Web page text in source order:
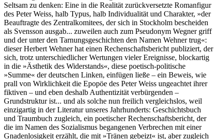
Seltsam zu denken: Eine in die Realität zurückversetzte Romanfigur
des Peter Weiss, halb Typus, halb Individualität und Charakter, »der
Beauftragte des Zentralkomitees, der sich in Stockholm bescheiden
als Svensson ausgab... zuweilen auch zum Pseudonym Wegner griff
und der unter den Tarnungsgeschichten den Namen Wehner trug«:
dieser Herbert Wehner hat einen Rechenschaftsbericht publiziert, der
sich, trotz unterschiedlicher Wertungen vieler Ereignisse, blockartig
in die »Ästhetik des Widerstands«, diese poetisch-politische
»Summe« der deutschen Linken, einfügen ließe – ein Beweis, wie
prall von Wirklichkeit die Epopöe des Peter Weiss ungeachtet ihrer
fiktiven – und eben deshalb Authentizität verbürgenden –
Grundstruktur ist... und als solche nun freilich vergleichslos, weil
einzigartig in der Literatur unseres Jahrhunderts: Geschichtsbuch
und Traumbuch zugleich, ein poetischer Rechenschaftsbericht, der
die im Namen des Sozialismus begangenen Verbrechen mit einer
Gnadenlosigkeit erzählt, die mit »Tränen gebeizt« ist, aber zugleich